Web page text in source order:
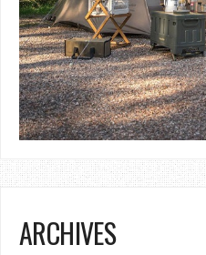
ARCHIVES